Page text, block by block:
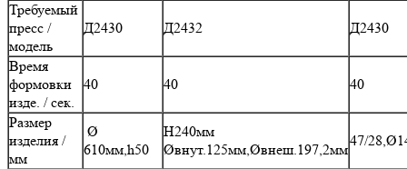
Требуемый
пресс /
модель
Д2430 Д2432 Д2430
Время
формовки
изде. / сек.
40 40 40
Размер
изделия /
мм
Ø
610мм,h50
H240мм
Øвнут.125мм,Øвнеш.197,2мм
47/